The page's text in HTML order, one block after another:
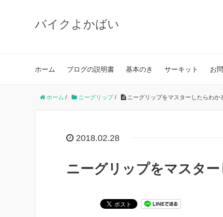
バイクよかばい
ホーム ブログの説明書 基本のき サーキット お
ホーム / ニーグリップ/ ニーグリップをマスターしたらわか
2018.02.28
ニーグリップをマスタ